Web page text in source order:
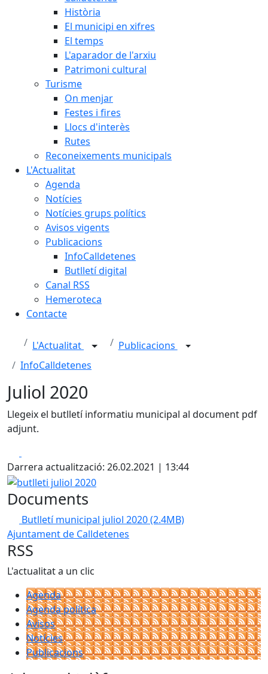
Història
El municipi en xifres
El temps
L'aparador de l'arxiu
Patrimoni cultural
Turisme
On menjar
Festes i fires
Llocs d'interès
Rutes
Reconeixements municipals
L'Actualitat
Agenda
Notícies
Notícies grups polítics
Avisos vigents
Publicacions
InfoCalldetenes
Butlletí digital
Canal RSS
Hemeroteca
Contacte
L'Actualitat
Publicacions
InfoCalldetenes
Juliol 2020
Llegeix el butlletí informatiu municipal al document pdf
adjunt.
Darrera actualització: 26.02.2021 | 13:44
butlleti juliol 2020
Documents
Butlletí municipal juliol 2020(2.4MB)
Ajuntament de Calldetenes
RSS
L'actualitat a un clic
Agenda
Agenda política
Avisos
Notícies
Publicacions